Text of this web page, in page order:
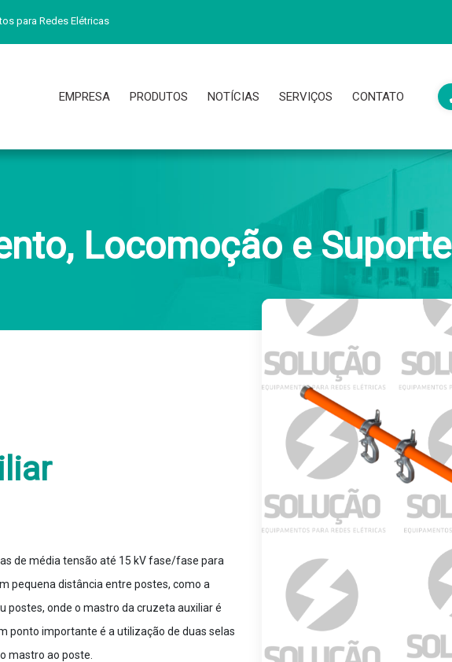
para Redes Elétricas
EMPRESA PRODUTOS NOTÍCIAS SERVIÇOS CONTATO
Locomoção e Suporte
de média tensão até 15 kV fase/fase para
pequena distância entre postes, como a
postes, onde o mastro da cruzeta auxiliar é
ponto importante é a utilização de duas selas
mastro ao poste.